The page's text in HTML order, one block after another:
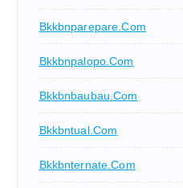
Bkkbnparepare.com
Bkkbnpalopo.com
Bkkbnbaubau.com
Bkkbntual.com
Bkkbnternate.com